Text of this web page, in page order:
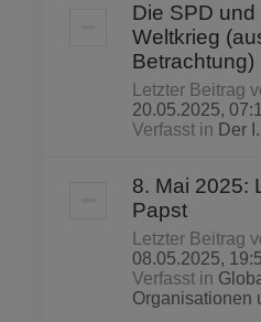
Die SPD und
Weltkrieg
Betrachtung)
Letzter Beitrag
20.05.2025,
Verfasst in Der
8. Mai 2025:
Papst
Letzter Beitrag
08.05.2025,
Verfasst in
Organisationen